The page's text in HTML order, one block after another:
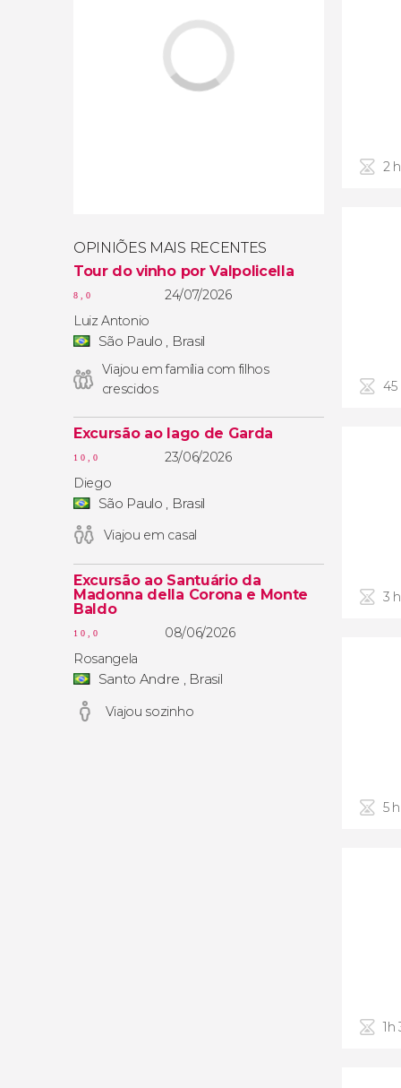
OPINIÕES MAIS RECENTES
Tour do vinho por Valpolicella
8,0
24/07/2026
Luiz Antonio
São Paulo , Brasil
Viajou em família com filhos
crescidos
Excursão ao lago de Garda
10,0
23/06/2026
Diego
São Paulo , Brasil
Viajou em casal
Excursão ao Santuário da
Madonna della Corona e Monte
Baldo
10,0
08/06/2026
Rosangela
Santo Andre , Brasil
Viajou sozinho
2
3
5
1h